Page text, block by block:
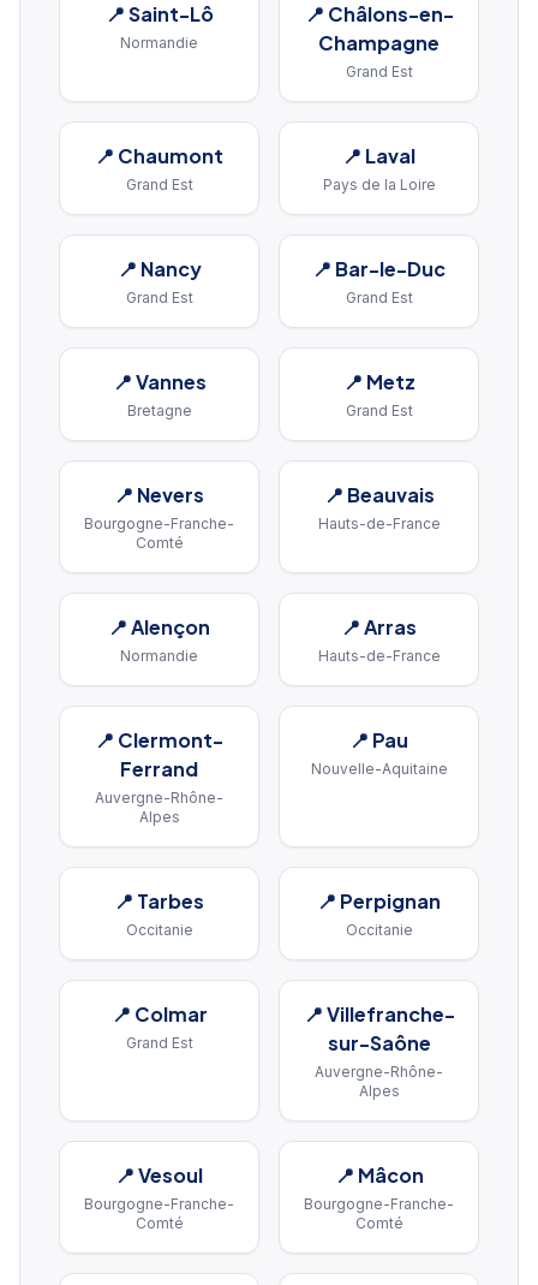
📍Saint-Lô
Normandie
📍 Châlons-en-
Champagne
Grand Est
📍 Chaumont
Grand Est
📍 Laval
Pays de la Loire
📍 Nancy
Grand Est
📍 Bar-le-Duc
Grand Est
📍Vannes
Bretagne
📍 Metz
Grand Est
📍 Nevers
Bourgogne-Franche-
Comté
📍 Beauvais
Hauts-de-France
📍Alençon
Normandie
📍Arras
Hauts-de-France
📍 Clermont-
Ferrand
Auvergne-Rhône-
Alpes
📍 Pau
Nouvelle-Aquitaine
📍 Tarbes
Occitanie
📍 Perpignan
Occitanie
📍 Colmar
Grand Est
📍Villefranche-
sur-Saône
Auvergne-Rhône-
Alpes
📍Vesoul
Bourgogne-Franche-
Comté
📍 Mâcon
Bourgogne-Franche-
Comté